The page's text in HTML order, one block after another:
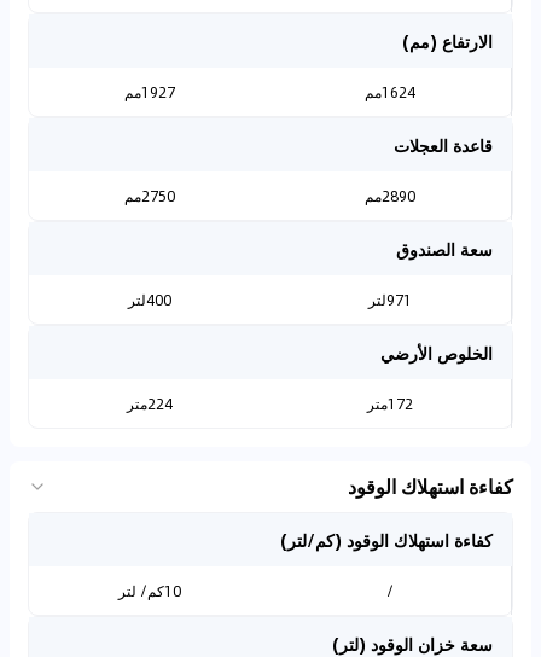
الارتفاع (مم)
1624مم 1927مم
قاعدة العجلات
2890مم 2750مم
سعة الصندوق
971لتر 400لتر
الخلوص الأرضي
172متر 224متر
كفاءة استهلاك الوقود
كفاءة استهلاك الوقود (كم/لتر)
/ 10كم/ لتر
سعة خزان الوقود (لتر)